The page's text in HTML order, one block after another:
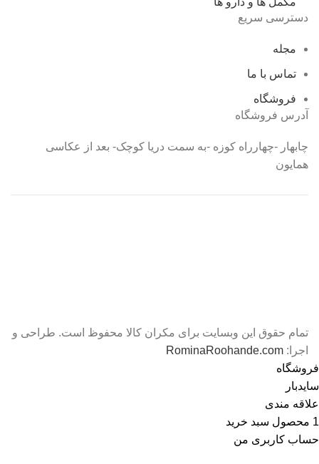
دسترسی سریع
مجله
تماس با ما
فروشگاه
آدرس فروشگاه
چابهار -چهارراه کوزه -به سمت دریا کوچک- بعد از عکاسی
همایون
تمام حقوق این وبسایت برای مکران کالا محفوظ است. طراحی و
اجرا: RominaRoohande.com
فروشگاه
سایدبار
علاقه مندی
1 محصول سبد خرید
حساب کاربری من